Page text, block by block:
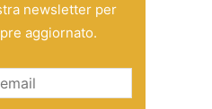
newsletter per
aggiornato.